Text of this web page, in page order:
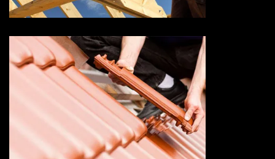
Devis changement de tuile 73
Savoie